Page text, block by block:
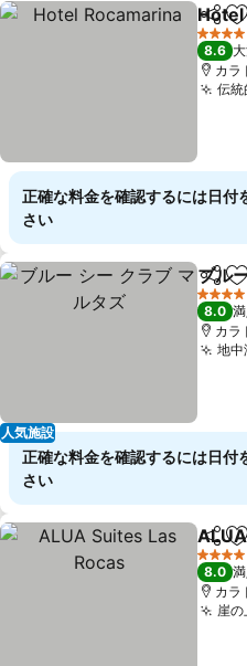
シェア
4 ホテ
8.6
カラ
伝統
正確な料金を確認するには日付
さい
人気施設
シェア
ブル
4 ホテ
8.0
カラ
地中
正確な料金を確認するには日付
さい
シェア
4 ホテ
8.0
カラ
崖